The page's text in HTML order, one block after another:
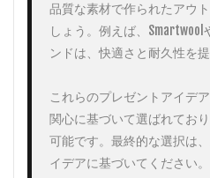
品質な素材で作られたアウ
しょう。例えば、Smartwool
ンドは、快適さと耐久性を提
これらのプレゼントアイデ
関心に基づいて選ばれてお
可能です。最終的な選択は
イデアに基づいてください。